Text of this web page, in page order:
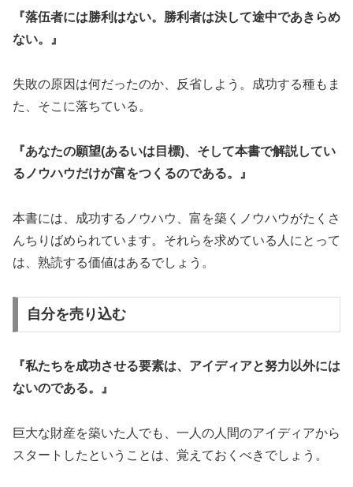
『落伍者には勝利はない。勝利者は決して途中であきらめ
ない。』
失敗の原因は何だったのか、反省しよう。成功する種もま
た、そこに落ちている。
『あなたの願望(あるいは目標)、そして本書で解説してい
るノウハウだけが富をつくるのである。』
本書には、成功するノウハウ、富を築くノウハウがたくさ
んちりばめられています。それらを求めている人にとって
は、熟読する価値はあるでしょう。
自分を売り込む
『私たちを成功させる要素は、アイディアと努力以外には
ないのである。』
巨大な財産を築いた人でも、一人の人間のアイディアから
スタートしたということは、覚えておくべきでしょう。